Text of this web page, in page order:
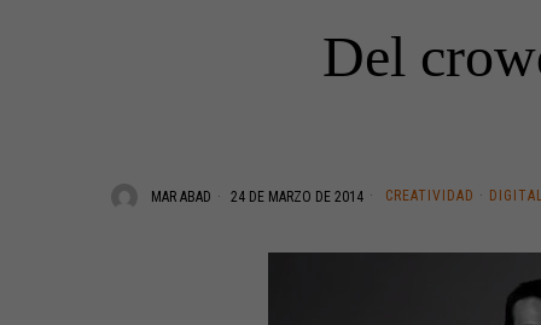
Del
MAR ABAD 24 DE MARZO DE 2014 CREATIVIDAD · DIGITAL